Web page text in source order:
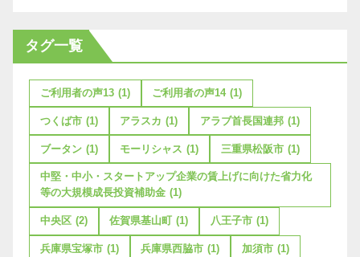
タグ一覧
ご利用者の声13 (1) ご利用者の声14 (1)
つくば市 (1) アラスカ (1) アラブ首長国連邦 (1)
ブータン (1) モーリシャス (1) 三重県松阪市 (1)
中堅・中小・スタートアップ企業の賃上げに向けた省力化
等の大規模成長投資補助金 (1)
中央区 (2) 佐賀県基山町 (1) 八王子市 (1)
兵庫県宝塚市 (1) 兵庫県西脇市 (1) 加須市 (1)